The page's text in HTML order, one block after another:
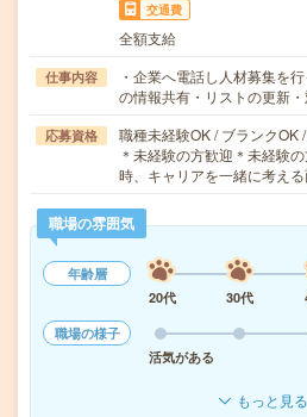
交通費
全額支給
仕事内容
・企業へ電話し人材募集を
の情報共有・リストの更新
応募資格
職種未経験OK / ブランクOK
＊未経験の方歓迎＊未経験
時、キャリアを一緒に考え
職場の雰囲気
年齢層
20代
30代
職場の様子
活気がある
もっと見る